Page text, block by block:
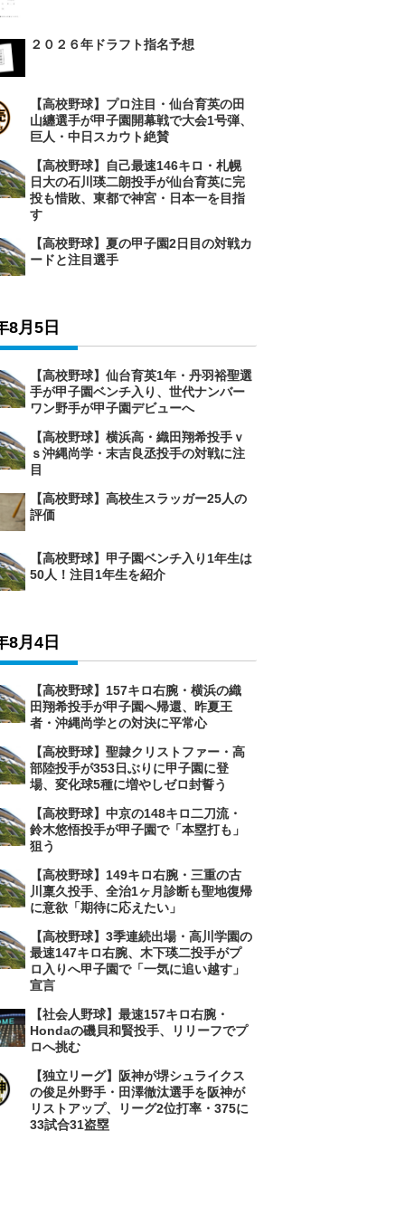
２０２６年ドラフト指名予想
【高校野球】プロ注目・仙台育英の田
山纏選手が甲子園開幕戦で大会1号弾、
巨人・中日スカウト絶賛
【高校野球】自己最速146キロ・札幌
日大の石川瑛二朗投手が仙台育英に完
投も惜敗、東都で神宮・日本一を目指
す
【高校野球】夏の甲子園2日目の対戦カ
ードと注目選手
8月5日
【高校野球】仙台育英1年・丹羽裕聖選
手が甲子園ベンチ入り、世代ナンバー
ワン野手が甲子園デビューへ
【高校野球】横浜高・織田翔希投手ｖ
ｓ沖縄尚学・末吉良丞投手の対戦に注
目
【高校野球】高校生スラッガー25人の
評価
【高校野球】甲子園ベンチ入り1年生は
50人！注目1年生を紹介
8月4日
【高校野球】157キロ右腕・横浜の織
田翔希投手が甲子園へ帰還、昨夏王
者・沖縄尚学との対決に平常心
【高校野球】聖隷クリストファー・高
部陸投手が353日ぶりに甲子園に登
場、変化球5種に増やしゼロ封誓う
【高校野球】中京の148キロ二刀流・
鈴木悠悟投手が甲子園で「本塁打も」
狙う
【高校野球】149キロ右腕・三重の古
川稟久投手、全治1ヶ月診断も聖地復帰
に意欲「期待に応えたい」
【高校野球】3季連続出場・高川学園の
最速147キロ右腕、木下瑛二投手がプ
ロ入りへ甲子園で「一気に追い越す」
宣言
【社会人野球】最速157キロ右腕・
Hondaの磯貝和賢投手、リリーフでプ
ロへ挑む
【独立リーグ】阪神が堺シュライクス
の俊足外野手・田澤徹汰選手を阪神が
リストアップ、リーグ2位打率・375に
33試合31盗塁